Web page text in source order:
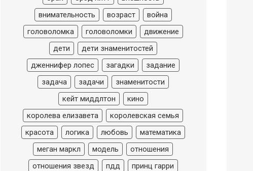
внимательность
возраст
война
головоломка
головоломки
движение
дети
дети знаменитостей
дженнифер лопес
загадки
задание
задача
задачи
знаменитости
кейт миддлтон
кино
королева елизавета
королевская семья
красота
логика любовь
математика
меган маркл
модель
отношения
отношения звезд
пдд
принц гарри